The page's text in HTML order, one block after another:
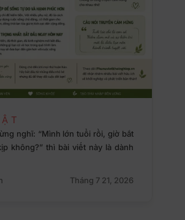
nghĩ: “Mình lớn tuổi rồi, giờ bắt
không?” thì bài viết này là dành
Tháng 7 21, 2026